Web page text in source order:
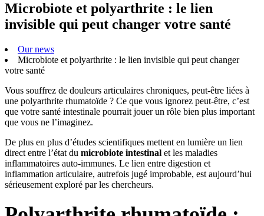
Microbiote et polyarthrite : le lien
invisible qui peut changer votre santé
Our news
Microbiote et polyarthrite : le lien invisible qui peut changer
votre santé
Vous souffrez de douleurs articulaires chroniques, peut-être liées à
une polyarthrite rhumatoïde ? Ce que vous ignorez peut-être, c’est
que votre santé intestinale pourrait jouer un rôle bien plus important
que vous ne l’imaginez.
De plus en plus d’études scientifiques mettent en lumière un lien
direct entre l’état du microbiote intestinal et les maladies
inflammatoires auto-immunes. Le lien entre digestion et
inflammation articulaire, autrefois jugé improbable, est aujourd’hui
sérieusement exploré par les chercheurs.